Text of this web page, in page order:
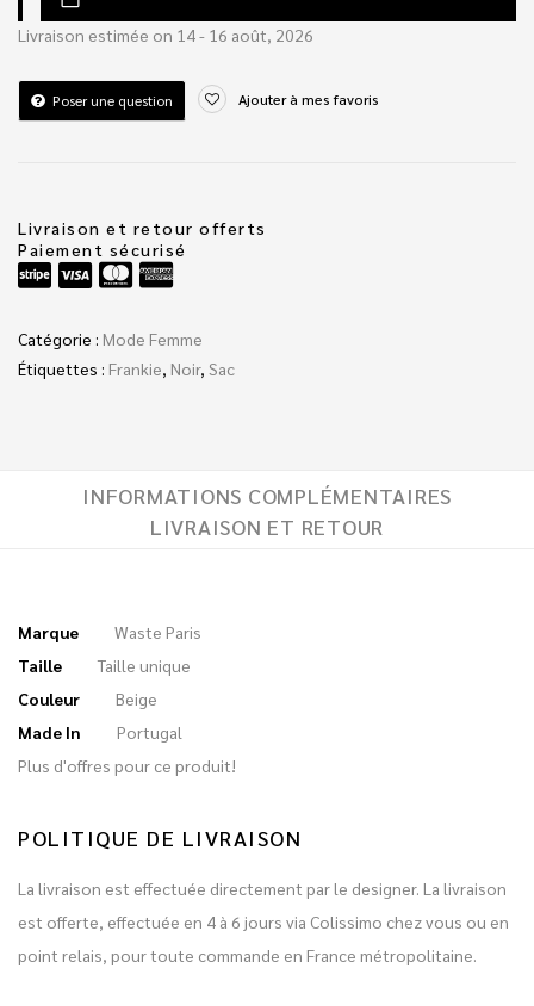
Livraison estimée on 14 - 16 août, 2026
Poser une question Ajouter à mes favoris
Livraison et retour offerts
Paiement sécurisé
Catégorie : Mode Femme
Étiquettes : Frankie Noir, Sac
INFORMATIONS COMPLÉMENTAIRES
LIVRAISON ET RETOUR
Marque
Waste Paris
Taille
Taille unique
Couleur
Beige
Made In
Portugal
Plus d'offres pour ce produit!
POLITIQUE DE LIVRAISON
La livraison est effectuée directement par le designer. La livraison
est offerte, effectuée en 4 à 6 jours via Colissimo chez vous ou en
point relais, pour toute commande en France métropolitaine.